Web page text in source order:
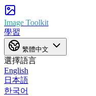
Image Toolkit
學習
繁體中文
選擇語言
English
日本語
한국어